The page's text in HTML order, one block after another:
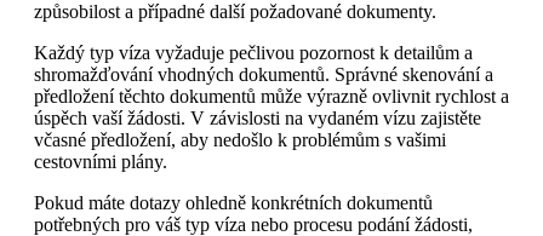
způsobilost a případné další požadované dokumenty.
Každý typ víza vyžaduje pečlivou pozornost k detailům a
shromažďování vhodných dokumentů. Správné skenování a
předložení těchto dokumentů může výrazně ovlivnit rychlost a
úspěch vaší žádosti. V závislosti na vydaném vízu zajistěte
včasné předložení, aby nedošlo k problémům s vašimi
cestovními plány.
Pokud máte dotazy ohledně konkrétních dokumentů
potřebných pro váš typ víza nebo procesu podání žádosti,